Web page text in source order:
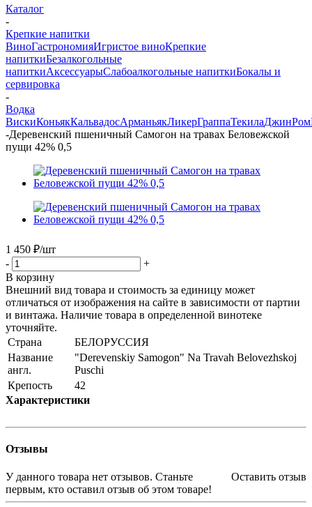
Каталог
-
Крепкие напитки
ВиноГастрономияИгристое виноКрепкие
напиткиБезалкогольные
напиткиАксессуарыСлабоалкогольные напиткиБокалы и
сервировка
-
Водка
ВискиКоньякКальвадосАрманьякЛикерГраппаТекилаДжинРом
-Деревенский пшеничный Самогон на травах Беловежской
пущи 42% 0,5
1 450 ₽/шт
-
+
В корзину
Внешний вид товара и стоимость за единицу может
отличаться от изображения на сайте в зависимости от партии
и винтажа. Наличие товара в определенной винотеке
уточняйте.
Страна
БЕЛОРУССИЯ
Название
англ.
"Derevenskiy Samogon" Na Travah Belovezhskоj
Puschi
Крепость
42
Характеристики
Отзывы
Оставить отзыв
У данного товара нет отзывов. Станьте
первым, кто оставил отзыв об этом товаре!